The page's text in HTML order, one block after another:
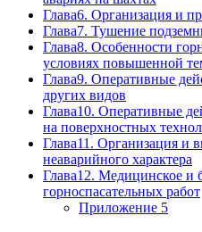
Глава6. Организация и
Глава7. Тушение
Глава8. Особенности
условиях повышенной
Глава9. Оперативные
других видов
Глава10. Оперативные
на поверхностных
Глава11. Организация и
неаварийного характера
Глава12. Медицинское и
горноспасательных работ
Приложение 5